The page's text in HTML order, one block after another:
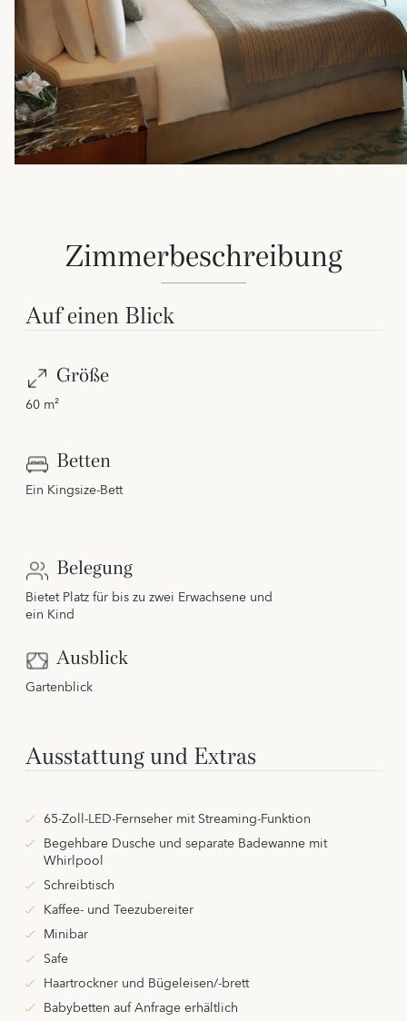
Zimmerbeschreibung
Auf einen Blick
Größe
60 m²
Betten
Ein Kingsize-Bett
Belegung
Bietet Platz für bis zu zwei Erwachsene und
ein Kind
Ausblick
Gartenblick
Ausstattung und Extras
65-Zoll-LED-Fernseher mit Streaming-Funktion
Begehbare Dusche und separate Badewanne mit
Whirlpool
Schreibtisch
Kaffee- und Teezubereiter
Minibar
Safe
Haartrockner und Bügeleisen/-brett
Babybetten auf Anfrage erhältlich